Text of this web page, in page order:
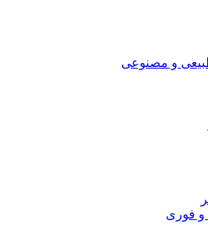
و مصنوعی
و فوری